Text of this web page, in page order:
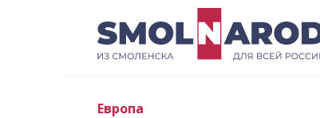
Европа